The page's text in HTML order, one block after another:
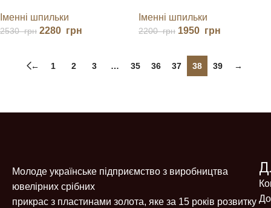
Іменні шпильки
2530грн 2280 грн
Іменні шпильки
2200грн 1950 грн
← 1 2 3 … 35 36 37 38 39 →
Молоде українське підприємство з виробництва
ювелірних срібних
прикрас з пластинами золота, яке за 15 років розвитку